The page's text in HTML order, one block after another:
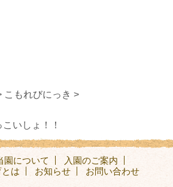
こもれびにっき >
いしょ！！
園について
入園のご案内
は
お知らせ お問い合わせ